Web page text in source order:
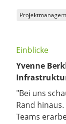
Einblicke
Yvenne
"Bei uns
Rand
Teams